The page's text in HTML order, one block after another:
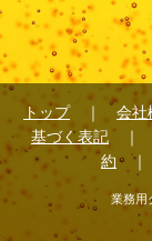
トップ｜ 会社
基づく表記 ｜
約
業務用